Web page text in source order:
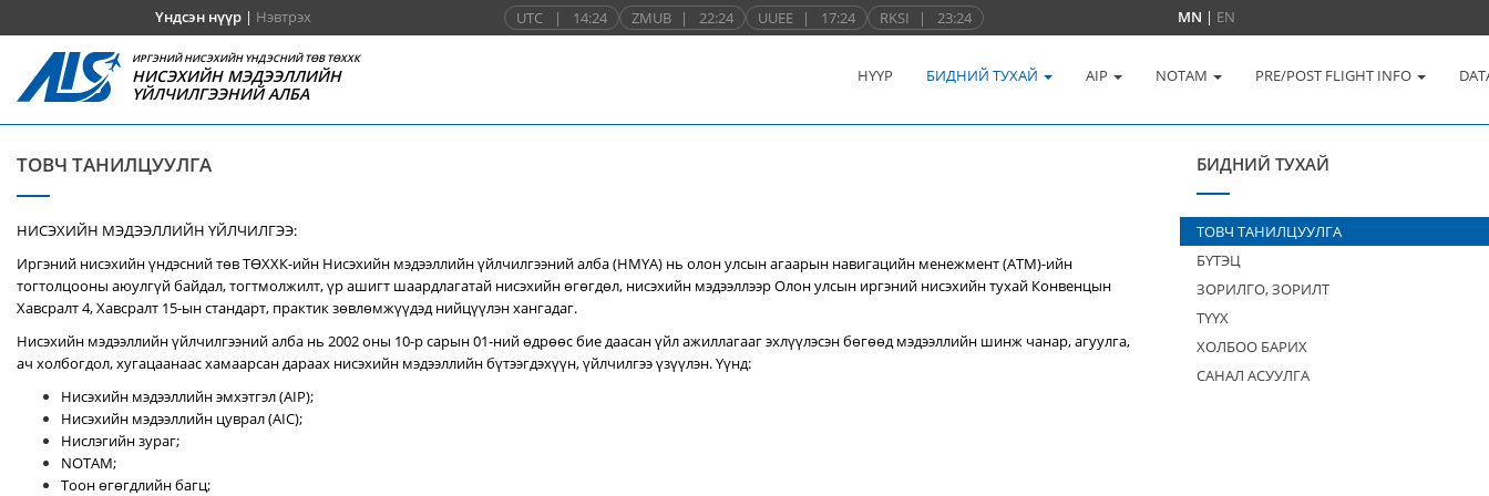
Үндсэн нүүр| Нэвтрэх UTC | 14:24 ZMUB | 22:24 UUEE | 17:24 RKSI | 23:24 MN | EN
ИРГЭНИЙ НИСЭХИЙН ҮНДЭСНИЙ ТӨВ ТӨХХК
НИСЭХИЙН МЭДЭЭЛЛИЙН
ҮЙЛЧИЛГЭЭНИЙ АЛБА
НҮҮР БИДНИЙ ТУХАЙ AIP NOTAM PRE/POST FLIGHT INFO
ТОВЧ ТАНИЛЦУУЛГА
НИСЭХИЙН МЭДЭЭЛЛИЙН ҮЙЛЧИЛГЭЭ:
Иргэний нисэхийн үндэсний төв ТӨХХК-ийн Нисэхийн мэдээллийн үйлчилгээний алба (НМҮА) нь олон улсын агаарын навигацийн менежмент (ATM)-ийн
тогтолцооны аюулгүй байдал, тогтмолжилт, үр ашигт шаардлагатай нисэхийн өгөгдөл, нисэхийн мэдээллээр Олон улсын иргэний нисэхийн тухай Конвенцын
Хавсралт 4, Хавсралт 15-ын стандарт, практик зөвлөмжүүдэд нийцүүлэн хангадаг.
Нисэхийн мэдээллийн үйлчилгээний алба нь 2002 оны 10-р сарын 01-ний өдрөөс бие даасан үйл ажиллагааг эхлүүлэсэн бөгөөд мэдээллийн шинж чанар, агуулга,
ач холбогдол, хугацаанаас хамаарсан дараах нисэхийн мэдээллийн бүтээгдэхүүн, үйлчилгээ үзүүлэн. Үүнд:
Нисэхийн мэдээллийн эмхэтгэл (AIP);
Нисэхийн мэдээллийн цуврал (AIC);
Нислэгийн зураг;
NOTAM;
Тоон өгөгдлийн багц;
БИДНИЙ ТУХАЙ
ТОВЧ ТАНИЛЦУУЛГА
БҮТЭЦ
ЗОРИЛГО, ЗОРИЛТ
ТҮҮХ
ХОЛБОО БАРИХ
САНАЛ АСУУЛГА